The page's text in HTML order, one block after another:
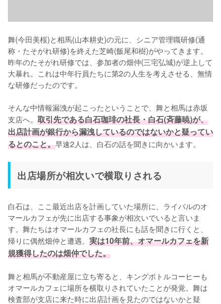
舞(今田美桜)と相馬(山本耕史)の元に、シニア管理職研修(通
称・たそがれ研修)を終えた芝崎(飯尾和樹)がやってきます。
昨年のたそがれ研修では、参加者の畑仲(三宅弘城)が逆上して
大暴れ。これは中年行員たちに第2の人生を考えさせる、無情
な研修だったのです。
そんな中情報漏洩が起こったということで、舞と相馬は赤坂
支店へ。 取引先である白石珈琲の社長・白石(斉藤暁)が、
出店計画が銀行から漏洩しているのではないかと疑ってい
るとのこと。早速2人は、白石の話を聞きに向かいます。
出店場所が相次いで横取りされる
白石は、ここ最近出店を計画していた場所に、ライバルのオ
マールカフェが先に出店する事象が相次いでいると言いま
す。舞たちはオマールカフェの社長にも話を聞きに行くと、
帰りに偶然畑仲と遭遇。 実は10年前、オマールカフェを新
規獲得したのは畑仲でした。
舞と相馬が不動産屋に立ち寄ると、キングボトルコーヒーも
オマールカフェに場所を横取りされていたことが発覚。舞は
検査部が支店に来た時に出店計画を見たのではないかと疑